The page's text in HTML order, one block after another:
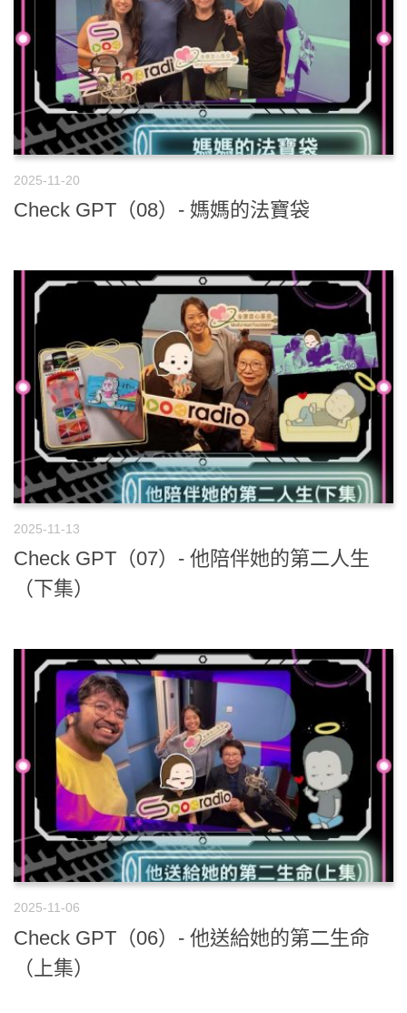
2025-11-20
Check GPT（08）- 媽媽的法寶袋
2025-11-13
Check GPT（07）- 他陪伴她的第二人生
（下集）
2025-11-06
Check GPT（06）- 他送給她的第二生命
（上集）